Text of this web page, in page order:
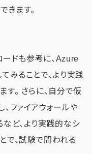
きます。
ドも参考に、Azure
みることで、より実践
。 さらに、自分で仮
ファイアウォールや
など、より実践的なシ
で、試験で問われる